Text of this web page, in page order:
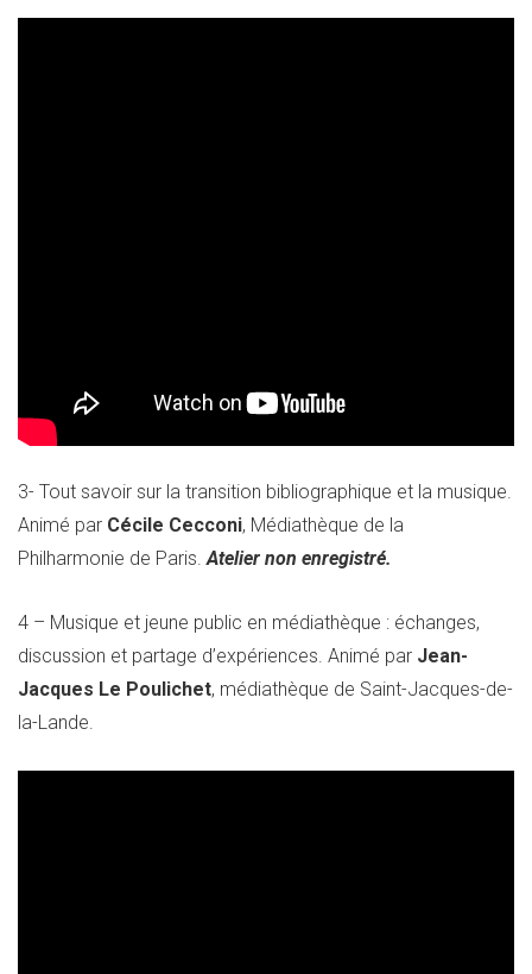
3- Tout savoir sur la transition bibliographique et la musique.
Animé par Cécile Cecconi, Médiathèque de la
Philharmonie de Paris.Atelier non enregistré.
4 – Musique et jeune public en médiathèque : échanges,
discussion et partage d’expériences. Animé par Jean-
Jacques Le Poulichet, médiathèque de Saint-Jacques-de-
la-Lande.